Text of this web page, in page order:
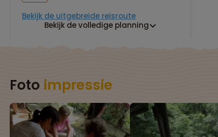
Bekijk de uitgebreide reisroute
Bekijk de volledige planning
Foto impressie